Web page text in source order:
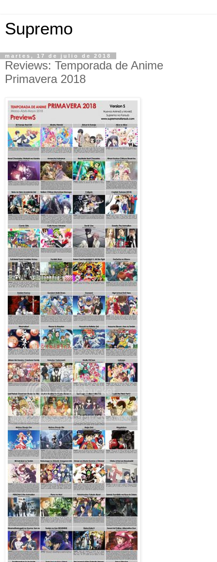
Supremo
martes, 17 de julio de 2018
Reviews: Temporada de Anime
Primavera 2018